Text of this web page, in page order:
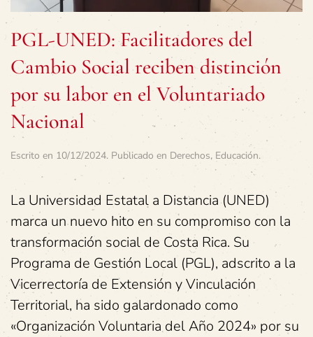
PGL-UNED: Facilitadores del
Cambio Social reciben distinción
por su labor en el Voluntariado
Nacional
Escrito en 10/12/2024. Publicado en Derechos, Educación.
La Universidad Estatal a Distancia (UNED)
marca un nuevo hito en su compromiso con la
transformación social de Costa Rica. Su
Programa de Gestión Local (PGL), adscrito a la
Vicerrectoría de Extensión y Vinculación
Territorial, ha sido galardonado como
«Organización Voluntaria del Año 2024» por su